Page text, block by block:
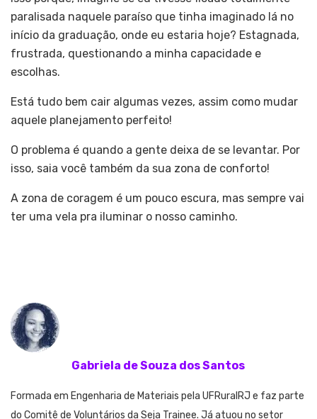
paralisada naquele paraíso que tinha imaginado lá no
início da graduação, onde eu estaria hoje? Estagnada,
frustrada, questionando a minha capacidade e
escolhas.
Está tudo bem cair algumas vezes, assim como mudar
aquele planejamento perfeito!
O problema é quando a gente deixa de se levantar. Por
isso, saia você também da sua zona de conforto!
A zona de coragem é um pouco escura, mas sempre vai
ter uma vela pra iluminar o nosso caminho.
Gabriela de Souza dos Santos
Formada em Engenharia de Materiais pela UFRuralRJ e faz parte
do Comitê de Voluntários da Seja Trainee. Já atuou no setor